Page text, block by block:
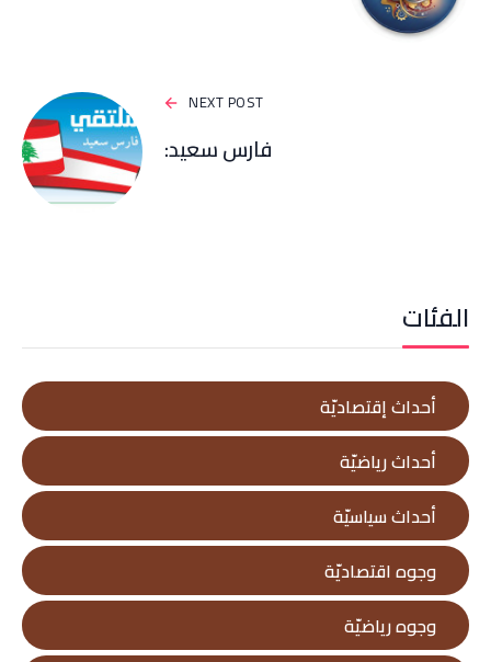
NEXT POST
فارس سعيد:
الفئات
أحداث إقتصاديّة
أحداث رياضيّة
أحداث سياسيّة
وجوه اقتصاديّة
وجوه رياضيّة